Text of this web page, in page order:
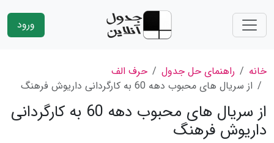
ورود
خانه راهنمای حل جدول
حرف الف
از سریال های محبوب دهه 60 به كارگردانی داریوش فرهنگ
از سریال های محبوب دهه 60 به كارگردانی
داریوش فرهنگ